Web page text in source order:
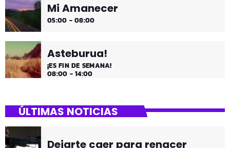
Mi Amanecer
05:00 - 08:00
Asteburua!
¡ES FIN DE SEMANA!
08:00 - 14:00
ÚLTIMAS NOTICIAS
Dejarte caer para renacer